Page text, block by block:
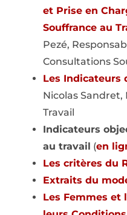
et Prise en
Souffrance au
Pezé,
Consultations
Les Indicateurs
Nicolas
Travail
Indicateurs
au travail (en
Les critères du
Extraits du
Les Femmes et